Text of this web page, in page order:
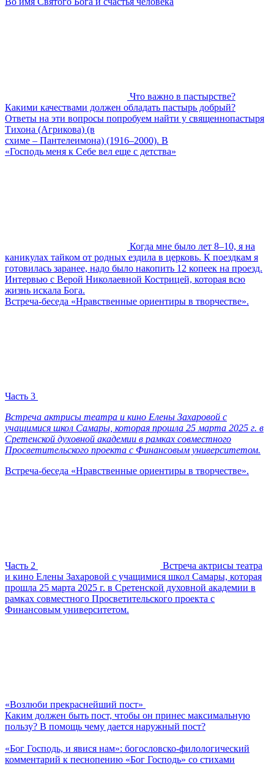
Что важно в пастырстве?
Какими качествами должен обладать пастырь добрый?
Ответы на эти вопросы попробуем найти у священнопастыря
Тихона (Агрикова) (в
схиме – Пантелеимона) (1916–2000). В
«Господь меня к Себе вел еще с детства»
Когда мне было лет 8–10, я на
каникулах тайком от родных ездила в церковь. К поездкам я
готовилась заранее, надо было накопить 12 копеек на проезд.
Интервью с Верой Николаевной Кострицей, которая всю
жизнь искала Бога.
Встреча-беседа «Нравственные ориентиры в творчестве».
Часть 3
Встреча актрисы театра и кино Елены Захаровой с
учащимися школ Самары, которая прошла 25 марта 2025 г. в
Сретенской духовной академии в рамках совместного
Просветительского проекта с Финансовым университетом.
Встреча-беседа «Нравственные ориентиры в творчестве».
Часть 2
Встреча актрисы театра
и кино Елены Захаровой с учащимися школ Самары, которая
прошла 25 марта 2025 г. в Сретенской духовной академии в
рамках совместного Просветительского проекта с
Финансовым университетом.
«Возлюби прекраснейший пост»
Каким должен быть пост, чтобы он принес максимальную
пользу? В помощь чему дается наружный пост?
«Бог Господь, и явися нам»: богословско-филологический
комментарий к песнопению «Бог Господь» со стихами